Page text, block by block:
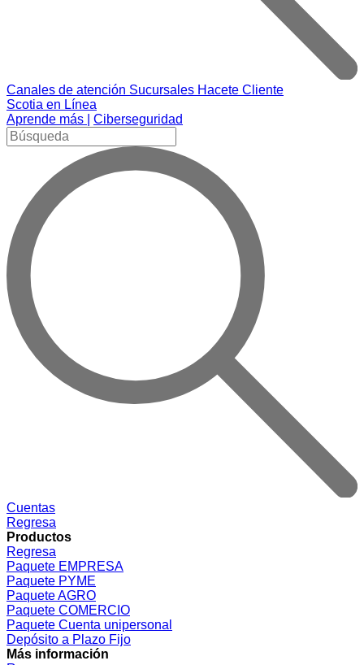
Canales de atención Sucursales Hacete Cliente
Scotia en Línea
Aprende más |
Ciberseguridad
Cuentas
Regresa
Productos
Regresa
Paquete EMPRESA
Paquete PYME
Paquete AGRO
Paquete COMERCIO
Paquete Cuenta unipersonal
Depósito a Plazo Fijo
Más información